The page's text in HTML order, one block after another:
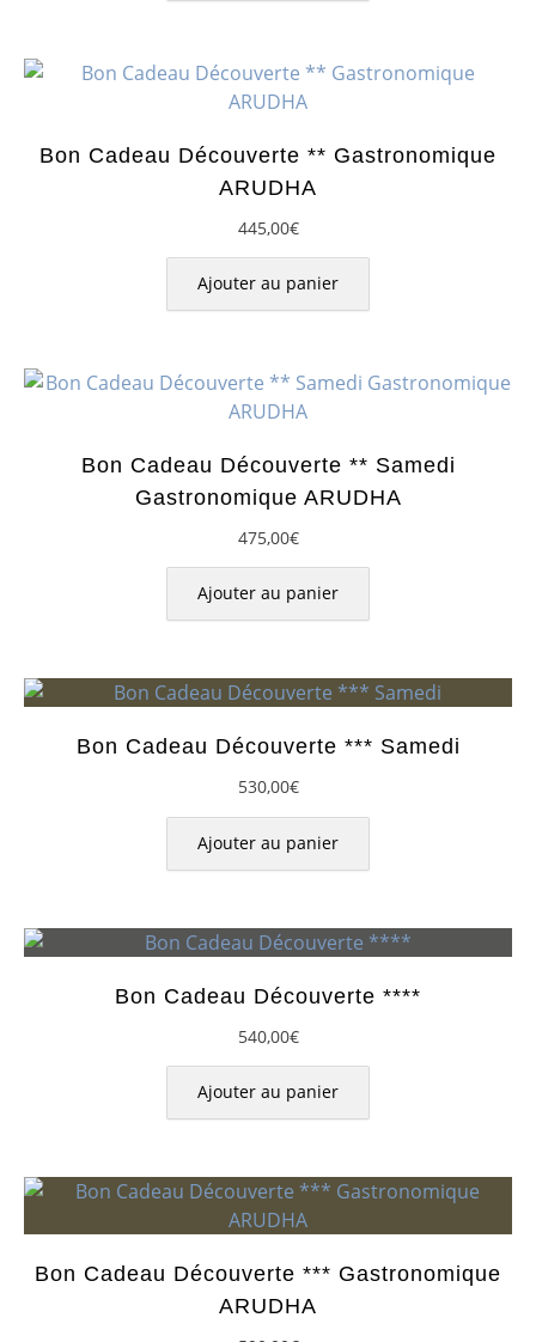
Bon Cadeau Découverte ** Gastronomique
ARUDHA
445,00€
Ajouter au panier
Bon Cadeau Découverte ** Samedi
Gastronomique ARUDHA
475,00€
Ajouter au panier
Bon Cadeau Découverte *** Samedi
530,00€
Ajouter au panier
Bon Cadeau Découverte ****
540,00€
Ajouter au panier
Bon Cadeau Découverte *** Gastronomique
ARUDHA